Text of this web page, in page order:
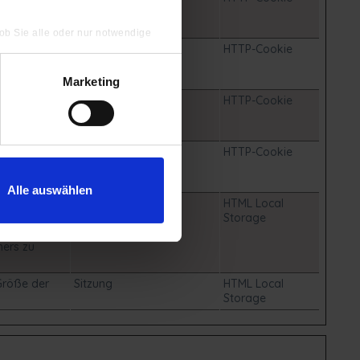
Sie alle oder nur notwendige
Marketing
Alle auswählen
HTTP-Cookie
Website,
1 Tag HTTP-Cookie
HTTP-Cookie
Sitzung.
über
zu
HTML Local
Storage
der
Sitzung
HTML Local
Storage